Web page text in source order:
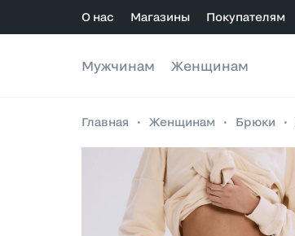
О нас Магазины Покупателям
Мужчинам Женщинам
Главная • Женщинам • Брюки •